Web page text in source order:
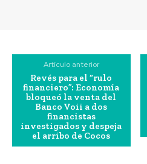
Artículo anterior
Revés para el “rulo
financiero”: Economía
bloqueó la venta del
Banco Voii a dos
financistas
investigados y despeja
el arribo de Cocos